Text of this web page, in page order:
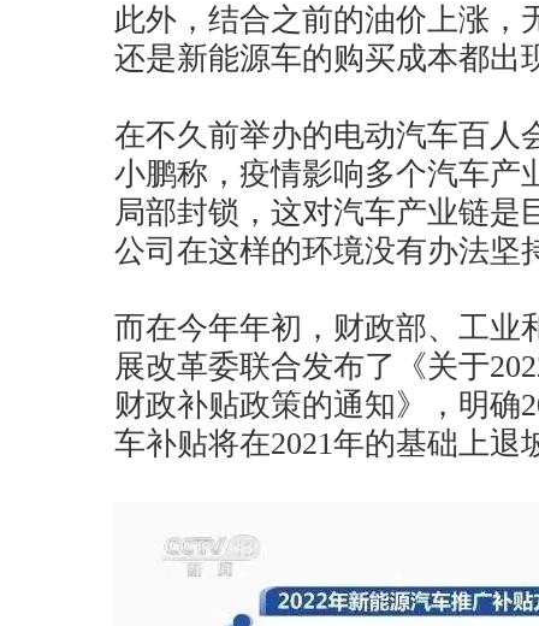
此外，结合之前的油价上涨，
还是新能源车的购买成本都出
在不久前举办的电动汽车百人
小鹏称，疫情影响多个汽车产
局部封锁，这对汽车产业链是
公司在这样的环境没有办法坚
而在今年年初，财政部、工业
展改革委联合发布了《关于
财政补贴政策的通知》，明确
车补贴将在2021年的基础上退